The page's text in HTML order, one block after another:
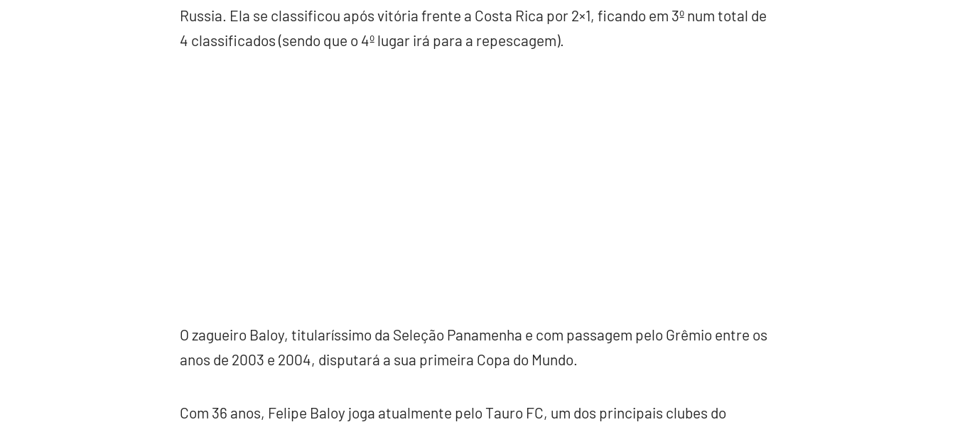
Russia. Ela se classificou após vitória frente a Costa Rica por 2×1, ficando em 3º num total de
4 classificados (sendo que o 4º lugar irá para a repescagem).
O zagueiro Baloy, titularíssimo da Seleção Panamenha e com passagem pelo Grêmio entre os
anos de 2003 e 2004, disputará a sua primeira Copa do Mundo.
Com 36 anos, Felipe Baloy joga atualmente pelo Tauro FC, um dos principais clubes do